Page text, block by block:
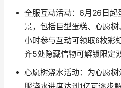
全服互动活动：6月26日起
景，包括巨型蛋糕、心愿
小时参与互动可领取6枚彩
齐5处隐藏信物可解锁限定
心愿树浇水活动：为心愿